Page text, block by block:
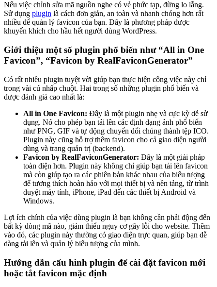
Nếu việc chỉnh sửa mã nguồn nghe có vẻ phức tạp, đừng lo lắng.
Sử dụng plugin là cách đơn giản, an toàn và nhanh chóng hơn rất
nhiều để quản lý favicon của bạn. Đây là phương pháp được
khuyến khích cho hầu hết người dùng WordPress.
Giới thiệu một số plugin phổ biến như “All in One
Favicon”, “Favicon by RealFaviconGenerator”
Có rất nhiều plugin tuyệt vời giúp bạn thực hiện công việc này chỉ
trong vài cú nhấp chuột. Hai trong số những plugin phổ biến và
được đánh giá cao nhất là:
All in One Favicon: Đây là một plugin nhẹ và cực kỳ dễ sử
dụng. Nó cho phép bạn tải lên các định dạng ảnh phổ biến
như PNG, GIF và tự động chuyển đổi chúng thành tệp ICO.
Plugin này cũng hỗ trợ thêm favicon cho cả giao diện người
dùng và trang quản trị (backend).
Favicon by RealFaviconGenerator: Đây là một giải pháp
toàn diện hơn. Plugin này không chỉ giúp bạn tải lên favicon
mà còn giúp tạo ra các phiên bản khác nhau của biểu tượng
để tương thích hoàn hảo với mọi thiết bị và nền tảng, từ trình
duyệt máy tính, iPhone, iPad đến các thiết bị Android và
Windows.
Lợi ích chính của việc dùng plugin là bạn không cần phải động đến
bất kỳ dòng mã nào, giảm thiểu nguy cơ gây lỗi cho website. Thêm
vào đó, các plugin này thường có giao diện trực quan, giúp bạn dễ
dàng tải lên và quản lý biểu tượng của mình.
Hướng dẫn cấu hình plugin để cài đặt favicon mới
hoặc tắt favicon mặc định